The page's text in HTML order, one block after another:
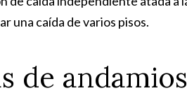
una caída de varios pisos.
de andamios